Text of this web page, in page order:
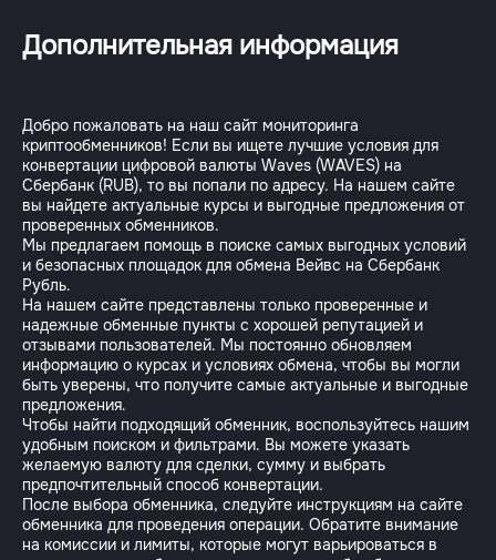
Дополнительная информация
Добро пожаловать на наш сайт мониторинга
криптообменников! Если вы ищете лучшие условия для
конвертации цифровой валюты Waves (WAVES) на
Сбербанк (RUB), то вы попали по адресу. На нашем сайте
вы найдете актуальные курсы и выгодные предложения от
проверенных обменников.
Мы предлагаем помощь в поиске самых выгодных условий
и безопасных площадок для обмена Вейвс на Сбербанк
Рубль.
На нашем сайте представлены только проверенные и
надежные обменные пункты с хорошей репутацией и
отзывами пользователей. Мы постоянно обновляем
информацию о курсах и условиях обмена, чтобы вы могли
быть уверены, что получите самые актуальные и выгодные
предложения.
Чтобы найти подходящий обменник, воспользуйтесь нашим
удобным поиском и фильтрами. Вы можете указать
желаемую валюту для сделки, сумму и выбрать
предпочтительный способ конвертации.
После выбора обменника, следуйте инструкциям на сайте
обменника для проведения операции. Обратите внимание
на комиссии и лимиты, которые могут варьироваться в